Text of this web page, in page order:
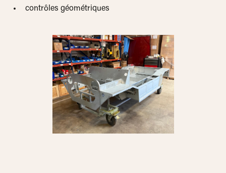
contrôles géométriques